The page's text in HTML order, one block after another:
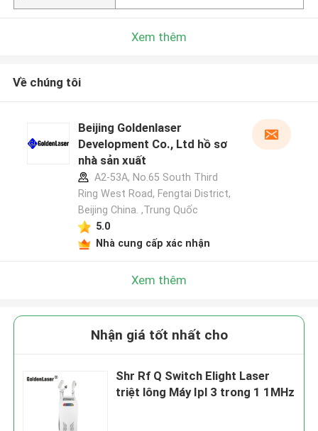
Xem thêm
Về chúng tôi
Beijing Goldenlaser
Development Co., Ltd hồ sơ
nhà sản xuất
A2-53A, No.65 South Third
Ring West Road, Fengtai District,
Beijing China. ,Trung Quốc
5.0
Nhà cung cấp xác nhận
Xem thêm
Nhận giá tốt nhất cho
Shr Rf Q Switch Elight Laser
triệt lông Máy Ipl 3 trong 1 1MHz